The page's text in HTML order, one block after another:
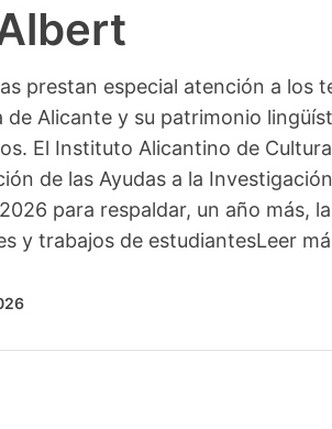
prestan especial atención a los
de Alicante y su patrimonio
El Instituto Alicantino de
de las Ayudas a la
para respaldar, un año más,
y trabajos de estudiantesLeer